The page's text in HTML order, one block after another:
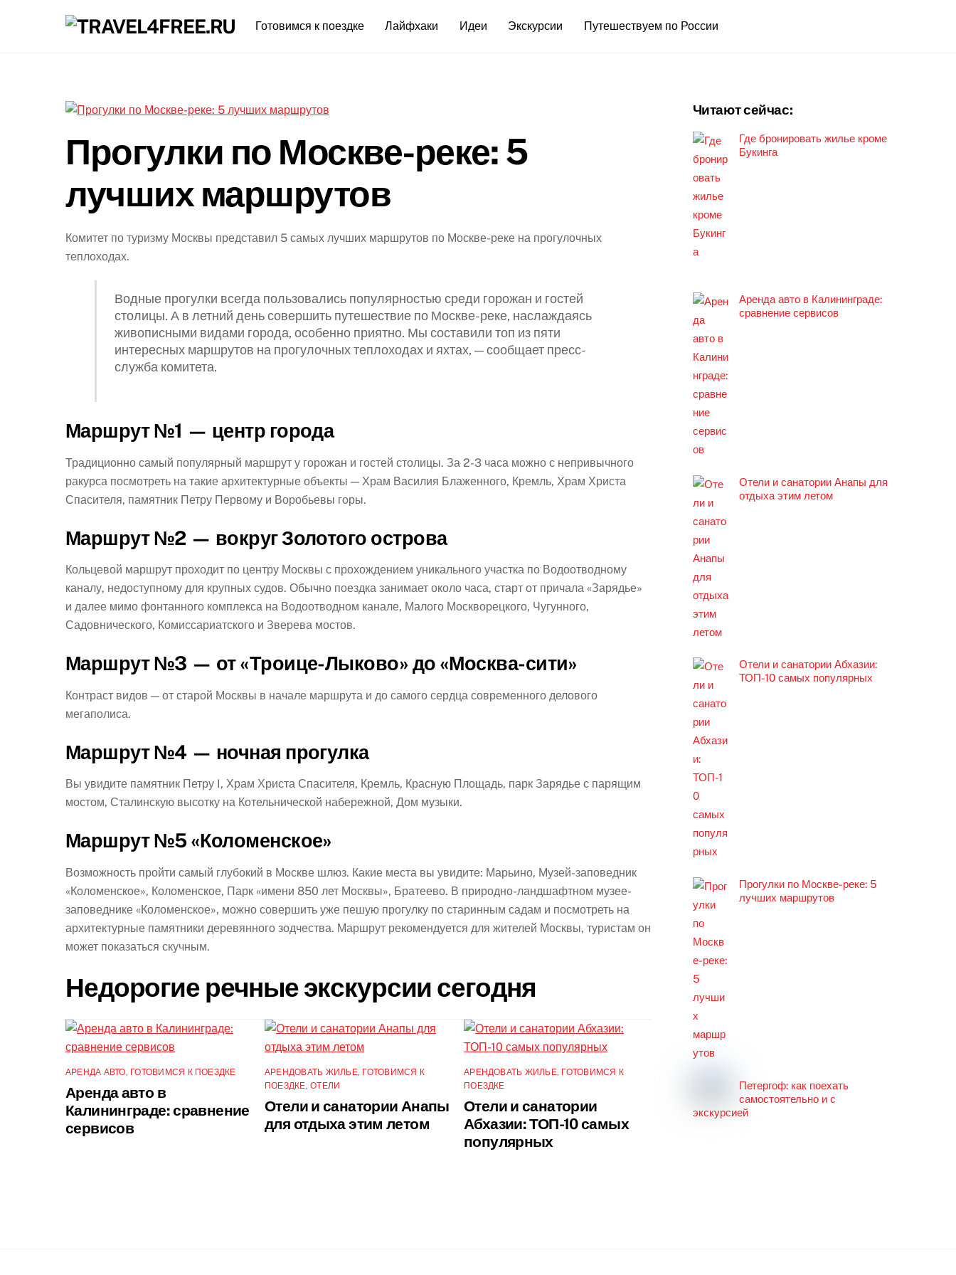
Готовимся к поездке Лайфхаки Идеи Экскурсии Путешествуем по России
Прогулки по Москве-реке: 5
лучших маршрутов
Комитет по туризму Москвы представил 5 самых лучших маршрутов по Москве-реке на прогулочных
теплоходах.
Водные прогулки всегда пользовались популярностью среди горожан и гостей
столицы. А в летний день совершить путешествие по Москве-реке, наслаждаясь
живописными видами города, особенно приятно. Мы составили топ из пяти
интересных маршрутов на прогулочных теплоходах и яхтах, — сообщает пресс-
служба комитета.
Маршрут №1 — центр города
Традиционно самый популярный маршрут у горожан и гостей столицы. За 2-3 часа можно с непривычного
ракурса посмотреть на такие архитектурные объекты — Храм Василия Блаженного, Кремль, Храм Христа
Спасителя, памятник Петру Первому и Воробьевы горы.
Маршрут №2 — вокруг Золотого острова
Кольцевой маршрут проходит по центру Москвы с прохождением уникального участка по Водоотводному
каналу, недоступному для крупных судов. Обычно поездка занимает около часа, старт от причала «Зарядье»
и далее мимо фонтанного комплекса на Водоотводном канале, Малого Москворецкого, Чугунного,
Садовнического, Комиссариатского и Зверева мостов.
Маршрут №3 — от «Троице-Лыково» до «Москва-сити»
Контраст видов — от старой Москвы в начале маршрута и до самого сердца современного делового
мегаполиса.
Маршрут №4 — ночная прогулка
Вы увидите памятник Петру I, Храм Христа Спасителя, Кремль, Красную Площадь, парк Зарядье с парящим
мостом, Сталинскую высотку на Котельнической набережной, Дом музыки.
Маршрут №5 «Коломенское»
Возможность пройти самый глубокий в Москве шлюз. Какие места вы увидите: Марьино, Музей-заповедник
«Коломенское», Коломенское, Парк «имени 850 лет Москвы», Братеево. В природно-ландшафтном музее-
заповеднике «Коломенское», можно совершить уже пешую прогулку по старинным садам и посмотреть на
архитектурные памятники деревянного зодчества. Маршрут рекомендуется для жителей Москвы, туристам он
может показаться скучным.
Недорогие речные экскурсии сегодня
АРЕНДА АВТО, ГОТОВИМСЯ К ПОЕЗДКЕ
Аренда авто в
Калининграде: сравнение
сервисов
АРЕНДОВАТЬ ЖИЛЬЕ, ГОТОВИМСЯ К
ПОЕЗДКЕ,ОТЕЛИ
Отели и санатории Анапы
для отдыха этим летом
АРЕНДОВАТЬ ЖИЛЬЕ, ГОТОВИМСЯ К
ПОЕЗДКЕ
Отели и санатории
Абхазии: ТОП-10 самых
популярных
Читают сейчас:
Где бронировать жилье кроме
Букинга
Аренда авто в Калининграде:
сравнение сервисов
Отели и санатории Анапы для
отдыха этим летом
Отели и санатории Абхазии:
ТОП-10 самых популярных
Прогулки по Москве-реке: 5
лучших маршрутов
Петергоф: как поехать
самостоятельно и с
экскурсией